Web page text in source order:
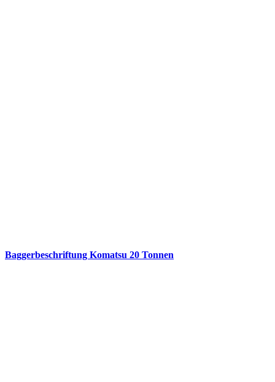
Baggerbeschriftung Komatsu 20 Tonnen